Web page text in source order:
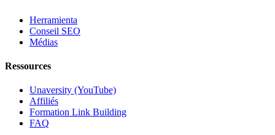
Herramienta
Conseil SEO
Médias
Ressources
Unaversity (YouTube)
Affiliés
Formation Link Building
FAQ